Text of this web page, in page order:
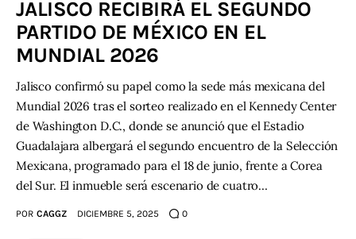
Contacto
JALISCO RECIBIRÁ EL SEGUNDO
PARTIDO DE MÉXICO EN EL
MUNDIAL 2026
Jalisco confirmó su papel como la sede más mexicana del
Mundial 2026 tras el sorteo realizado en el Kennedy Center
de Washington D.C., donde se anunció que el Estadio
Guadalajara albergará el segundo encuentro de la Selección
Mexicana, programado para el 18 de junio, frente a Corea
del Sur. El inmueble será escenario de cuatro…
POR CAGGZ DICIEMBRE 5, 2025 0